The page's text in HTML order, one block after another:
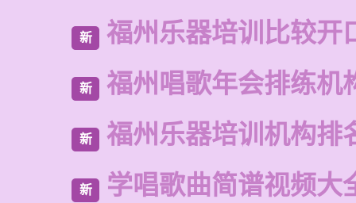
新 福州乐器培训比较开
新 福州唱歌年会排练机
新 福州乐器培训机构排
新 学唱歌曲简谱视频大